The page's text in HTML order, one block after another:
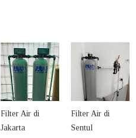
Filter Air di
Jakarta
Filter Air di
Sentul